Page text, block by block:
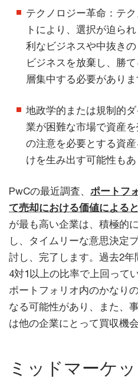
テクノロジー革命：テ
トにより、選択が迫ら
利なビジネスや中抜き
ビジネスを放棄し、勝
層集中する必要がありま
地政学的または規制的
業が困難な市場で資産
の注意を必要とする資
けを生み出す可能性もあ
PwCの最近調査、 ポートフ
て売却における価値によると
が最も高い企業は、積極的
し、タイムリーな意思決定
討し、完了します。過去2
4対1以上の比率で上回って
ポートフォリオ内のかなり
なる可能性があり、また、
は他の企業にとって買収機
ミッドマーケ